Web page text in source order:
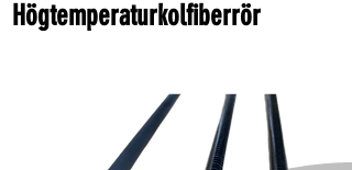
Högtemperaturkolfiberrör